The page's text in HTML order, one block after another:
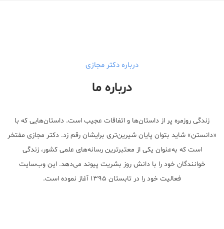
درباره دکتر مجازی
درباره ما
زندگی روزمره پر از داستان‌ها و اتفاقات عجیب است. داستان‌هایی که با
«دانستن» شاید بتوان پایان شیرین‌تری برایشان رقم زد. دکتر مجازی مفتخر
است که به‌عنوان یکی از معتبر‌ترین رسانه‌های علمی کشور، زندگی
خوانندگان خود را با دانش روز بشریت پیوند می‌دهد. این وب‌سایت
فعالیت خود را در تابستان ۱۳۹۵ آغاز نموده است.